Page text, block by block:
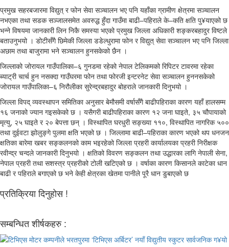
प्रमुख सहरबजारमा विद्युत् र फोन सेवा सञ्चालन भए पनि यहाँका ग्रामीण क्षेत्रमा सञ्चालन
नभएका तथा सडक सञ्जालसमेत अवरुद्ध हुँदा गाउँमा बाढी–पहिराले के–कति क्षति पु¥याएको छ
भन्ने विषयमा जानकारी लिन निकै समस्या भएको प्रमुख जिल्ला अधिकारी शङ्करबहादुर विष्टले
बताउनुभयो । डोटीसँगै छिमेकी जिल्ला डडेल्धुरामा फोन र विद्युत् सेवा सञ्चालन भए पनि जिल्ला
अछाम तथा बाजुरामा भने सञ्चालन हुनसकेको छैन ।
जिल्लाको जोरायल गाउँपालिका–६ गुनडमा रहेको नेपाल टेलिकमको रिपिटर टावरमा रहेका
ब्याट्री चार्च हुन नसक्दा गाउँघरमा फोन तथा फोरजी इन्टरनेट सेवा सञ्चालन हुननसकेको
जोरायल गाउँपालिका–६ निरौलीका सुरेन्द्रबहादुर बोहराले जानकारी दिनुभयो ।
जिल्ला विपद् व्यवस्थापन समितिका अनुसार बेमौसमी वर्षासँगै बाढीपहिराका कारण यहाँ हालसम्म
१६ जनाको ज्यान गइसकेको छ । यसैगरी बाढीपहिराका कारण १२ जना घाइते, ३५ चौपायाको
मृत्यु, २५ घाइते र २० बेपत्ता छन् । विस्थापित घरधुरी सङ्ख्या ११०, विस्थापित नागरिक ५००
तथा दुईवटा झोलुङ्गे पुलमा क्षति भएको छ । जिल्लामा बाढी–पहिराका कारण भएको थप धनजन
क्षतिका बारेमा खबर सङ्कलनको काम भइरहेको जिल्ला प्रहरी कार्यालयका प्रहरी निरीक्षक
रवीन्द्र चन्दले जानकारी दिनुभयो । क्षतिको विवरण सङ्कलन तथा उद्धारका लागि नेपाली सेना,
नेपाल प्रहरी तथा सशस्त्र प्रहरीको टोली खटिएको छ । वर्षाका कारण किसानले काटेका धान
बाढी र पहिराले बगाएको छ भने केही क्षेत्रका खेतमा पानीले पूरै धान डुबाएको छ
प्रतिक्रिया दिनुहोस !
सम्बन्धित शीर्षकहरु :